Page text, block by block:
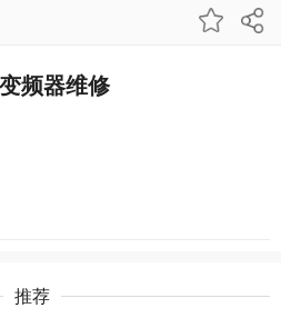
频器维修
推荐